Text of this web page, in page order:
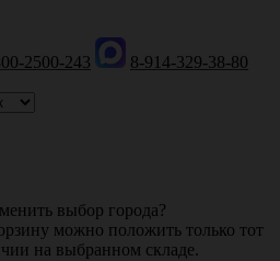
2500-243
8-914-329-38-80
выбор города?
можно положить только тот
на выбранном складе.